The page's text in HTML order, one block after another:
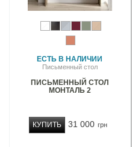
ЕСТЬ В НАЛИЧИИ
Письменный стол
ПИСЬМЕННЫЙ СТОЛ
МОНТАЛЬ 2
31 000 грн
КУПИТЬ